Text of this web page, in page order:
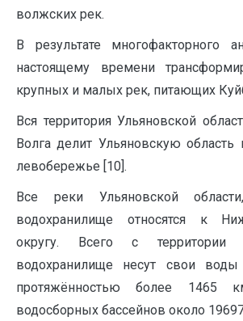
волжских рек.
В результате многофакторного
настоящему времени
крупных и малых рек, питающих
Вся территория Ульяновской
Волга делит Ульяновскую
левобережье [10].
Все реки Ульяновской
водохранилище относятся к
округу. Всего с
водохранилище несут свои
протяжённостью более 1465
водосборных бассейнов около